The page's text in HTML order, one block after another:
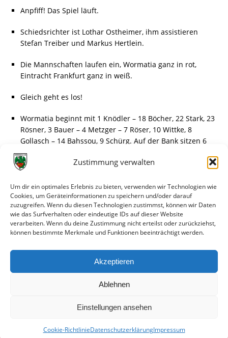
Zustimmung verwalten
Um dir ein optimales Erlebnis zu bieten, verwenden wir Technologien wie
Cookies, um Geräteinformationen zu speichern und/oder darauf
zuzugreifen. Wenn du diesen Technologien zustimmst, können wir Daten
wie das Surfverhalten oder eindeutige IDs auf dieser Website
verarbeiten. Wenn du deine Zustimmung nicht erteilst oder zurückziehst,
können bestimmte Merkmale und Funktionen beeinträchtigt werden.
Akzeptieren
Ablehnen
Einstellungen ansehen
Cookie-RichtlinieDatenschutzerklärungImpressum
Anpfiff! Das Spiel läuft.
Schiedsrichter ist Lothar Ostheimer, ihm assistieren
Stefan Treiber und Markus Hertlein.
Die Mannschaften laufen ein, Wormatia ganz in rot,
Eintracht Frankfurt ganz in weiß.
Gleich geht es los!
Wormatia beginnt mit 1 Knödler – 18 Böcher, 22 Stark, 23
Rösner, 3 Bauer – 4 Metzger – 7 Röser, 10 Wittke, 8
Gollasch – 14 Bahssou, 9 Schürg. Auf der Bank sitzen 6
Bischoff, 11 Henel, 16 Pantano, 17 Tusha, 21 Ammann
und für das tor 24 Adami.
Die Aufstellungen liegen schon vor, die Gäste spielen wie
folgt: 1 Miltner – 3 Jung, 4 Cosic, 6 Cimen, 8 Di Gregorio, 9
Soriano, 11 Wolfert, 14 Schaaf, 15 Titsch-Rivero, 17
Streker, 18 Nazarov.
Herzlich Willkommen aus dem Wormatia Stadion in
Worms bei angenehmen 26°C. Beide Mannschaften sind
schon seit einiger Zeit auf dem Rasen und machen sich
warm.
© VfR Wormatia Worms